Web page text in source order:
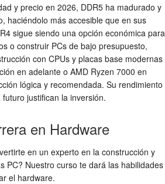
y precio en 2026, DDR5 ha madurado y
haciéndolo más accesible que en sus
sigue siendo una opción económica para
o construir PCs de bajo presupuesto,
con CPUs y placas base modernas
en adelante o AMD Ryzen 7000 en
lógica y recomendada. Su rendimiento
justifican la inversión.
en Hardware
en un experto en la construcción y
PC? Nuestro curso te dará las habilidades
el hardware.